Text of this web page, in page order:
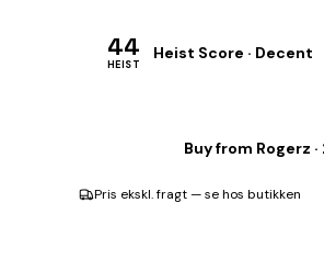
44
HEIST
Heist Score · Decent
Buy from Rogerz
Pris ekskl. fragt — se hos butikken